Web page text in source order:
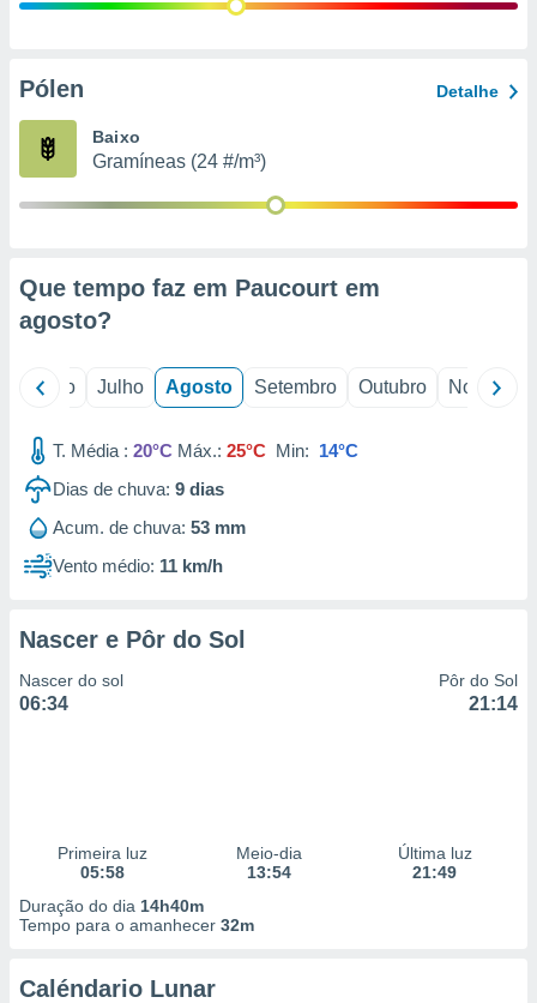
e
de
Pólen Detalhe
Baixo
Gramíneas (24 #/m³)
Que tempo faz em Paucourt em
agosto?
Junho Julho Agosto Setembro Outubro Novembro
T. Média : 20°C Máx.: 25°C Min: 14°C
Dias de chuva: 9 dias
Acum. de chuva: 53 mm
Vento médio: 11 km/h
Nascer e Pôr do Sol
Nascer do sol
06:34
Pôr do Sol
21:14
Primeira luz
05:58
Meio-dia
13:54
Última luz
21:49
Duração do dia 14h40m
Tempo para o amanhecer 32m
Caléndario Lunar